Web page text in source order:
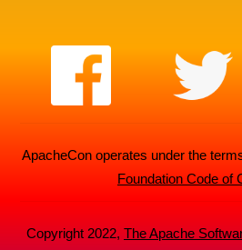
ApacheCon operates under the
Foundation Code of
Copyright 2022, The Apache